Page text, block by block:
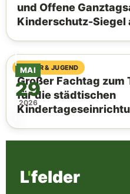
MAI
29
2026
und Offene
Kinderschutz-Siegel
KINDER & JUGEND
19. Juni 2026
Großer Fachtag
für die städtischen
L'felder